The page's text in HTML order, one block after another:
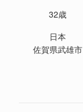
32歳
日本
佐賀県武雄市